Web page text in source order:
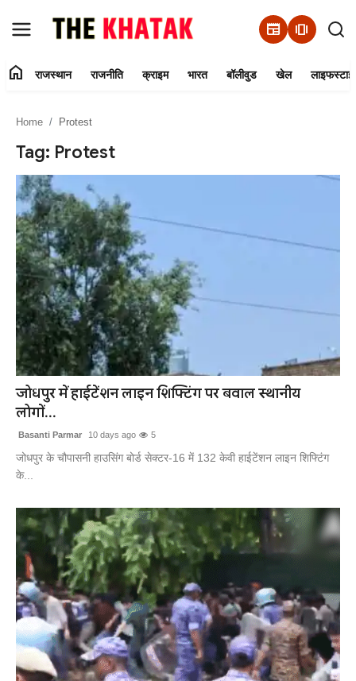
newspaper amp_stories
Contact Us
राजस्थान
राजनीति
क्राइम
भारत
बॉलीवुड
खेल
लाइफस्टाइल
अंतर्राष्ट्रीय
home राजस्थान राजनीति क्राइम भारत बॉलीवुड खेल
Home Protest
Tag: Protest
जोधपुर में हाईटेंशन लाइन शिफ्टिंग पर बवाल स्थानीय
लोगों...
Basanti Parmar 10 days ago 5
जोधपुर के चौपासनी हाउसिंग बोर्ड सेक्टर-16 में 132 केवी हाईटेंशन लाइन शिफ्टिंग
के...